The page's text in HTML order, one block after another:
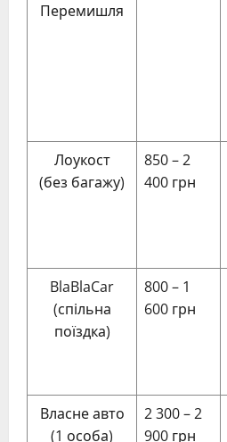
Перемишля
Лоукост
(без багажу)
850 – 2
400 грн
BlaBlaCar
(спільна
поїздка)
800 – 1
600 грн
Власне авто
(1 особа)
2 300 – 2
900 грн